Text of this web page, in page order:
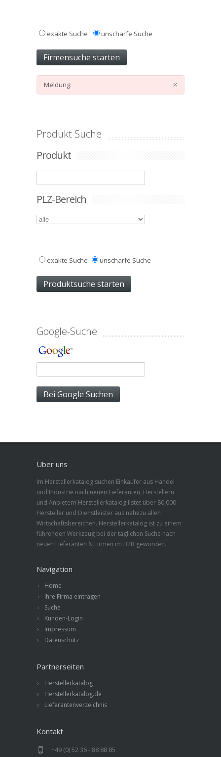
exakte Suche unscharfe Suche
Meldung:
Produkt Suche
Produkt
PLZ-Bereich
exakte Suche unscharfe Suche
Google-Suche
Über uns
Im Herstellerkatalog suchen Einkäufer aus Handel
und Industrie nach neuen Lieferanten, Herstellern
und Anbietern Herstellerkatalog listet über 80.000
Hersteller und Dienstleister aus nahezu allen
Wirtschaftsbereichen. Herstellerkatalog ist zu einem
führenden Werkzeug bei der täglichen Suche nach
neuen Lieferanten & Firmen im B2B geworden.
Navigation
Home
Ihre Firma eintragen
Suche
Kunden-Login
Impressum
Datenschutz
Partnerseiten
Herstellerkatalog
Herstellerkatalog.de
Lieferantenverzeichnis
Kontakt
+49 (0) 52 36 - 88 88 85